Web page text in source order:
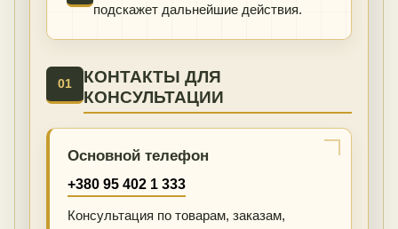
подскажет дальнейшие действия.
01
КОНТАКТЫ ДЛЯ
КОНСУЛЬТАЦИИ
Основной телефон
+380 95 402 1 333
Консультация по товарам, заказам,